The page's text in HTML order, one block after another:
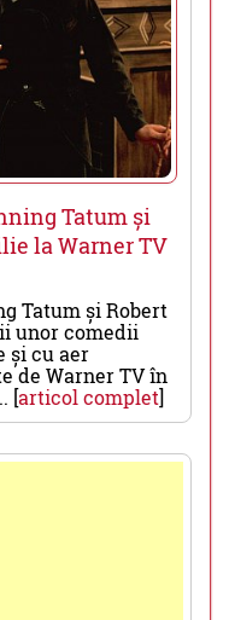
Tatum și
la Warner TV
Tatum și Robert
unor comedii
și cu aer
de Warner TV în
[articol complet]